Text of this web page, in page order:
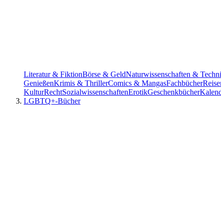
Literatur & FiktionBörse & GeldNaturwissenschaften &
GenießenKrimis & ThrillerComics & MangasFachbücher
KulturRechtSozialwissenschaftenErotikGeschenkbücher
LGBTQ+-Bücher